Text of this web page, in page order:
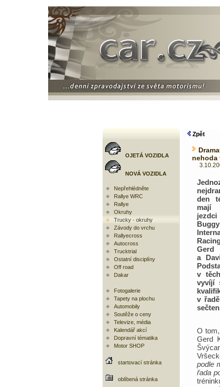
OJETÁ VOZIDLA
NOVÁ VOZIDLA
Nepřehlédněte
Rallye WRC
Rallye
Okruhy
Trucky - okruhy
Závody do vrchu
Rallyecross
Autocross
Trucktrial
Ostatní disciplíny
Off road
Dakar
Fotogalerie
Tapety na plochu
Automobily
Soutěže o ceny
Televize, média
Kalendář akcí
Dopravní tématika
Motor SHOP
startovací stránka
oblíbená stránka
Zpět
nehoda
den
mají
a
v
vyvíjí
v
O
Gerd
podle
řada